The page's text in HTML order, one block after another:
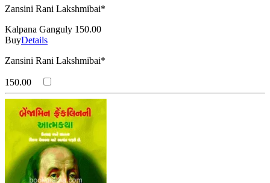
Zansini Rani Lakshmibai*
Kalpana Ganguly 150.00
BuyDetails
Zansini Rani Lakshmibai*
150.00